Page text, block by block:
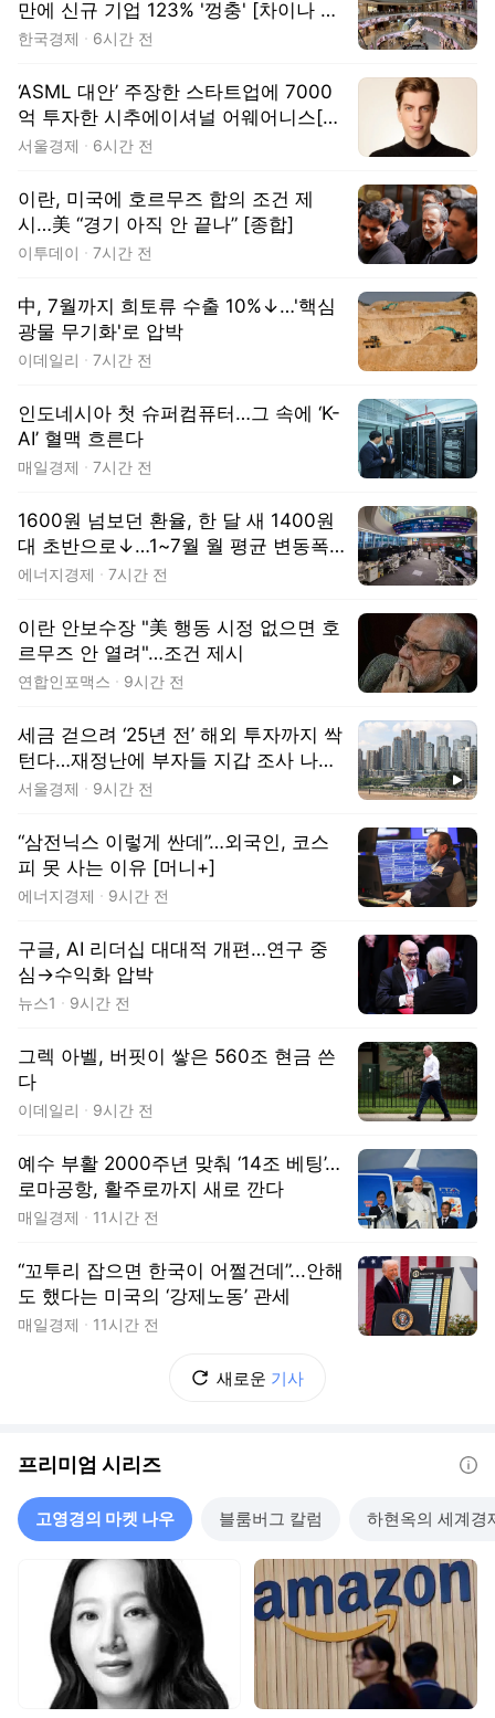
만에 신규 기업 123% '껑충' [차이나 워
치]
한국경제 6시간 전
‘ASML 대안’ 주장한 스타트업에 7000
억 투자한 시추에이셔널 어웨어니스[마
켓무버]
서울경제 6시간 전
이란, 미국에 호르무즈 합의 조건 제
시…美 “경기 아직 안 끝나” [종합]
이투데이 7시간 전
中, 7월까지 희토류 수출 10%↓…'핵심
광물 무기화'로 압박
이데일리 7시간 전
인도네시아 첫 슈퍼컴퓨터…그 속에 ‘K-
AI’ 혈맥 흐른다
매일경제 7시간 전
1600원 넘보던 환율, 한 달 새 1400원
대 초반으로↓…1~7월 월 평균 변동폭
47원
에너지경제 7시간 전
이란 안보수장 "美 행동 시정 없으면 호
르무즈 안 열려"…조건 제시
연합인포맥스 9시간 전
세금 걷으려 ‘25년 전’ 해외 투자까지 싹
턴다…재정난에 부자들 지갑 조사 나선
中
서울경제 9시간 전
“삼전닉스 이렇게 싼데”…외국인, 코스
피 못 사는 이유 [머니+]
에너지경제 9시간 전
구글, AI 리더십 대대적 개편…연구 중
심→수익화 압박
뉴스1 9시간 전
그렉 아벨, 버핏이 쌓은 560조 현금 쓴
다
이데일리 9시간 전
예수 부활 2000주년 맞춰 ‘14조 베팅’…
로마공항, 활주로까지 새로 깐다
매일경제 11시간 전
“꼬투리 잡으면 한국이 어쩔건데”...안해
도 했다는 미국의 ‘강제노동’ 관세
매일경제 11시간 전
새로운 기사
프리미엄 시리즈
고영경의 마켓 나우 블룸버그 칼럼 하현옥의 세계경